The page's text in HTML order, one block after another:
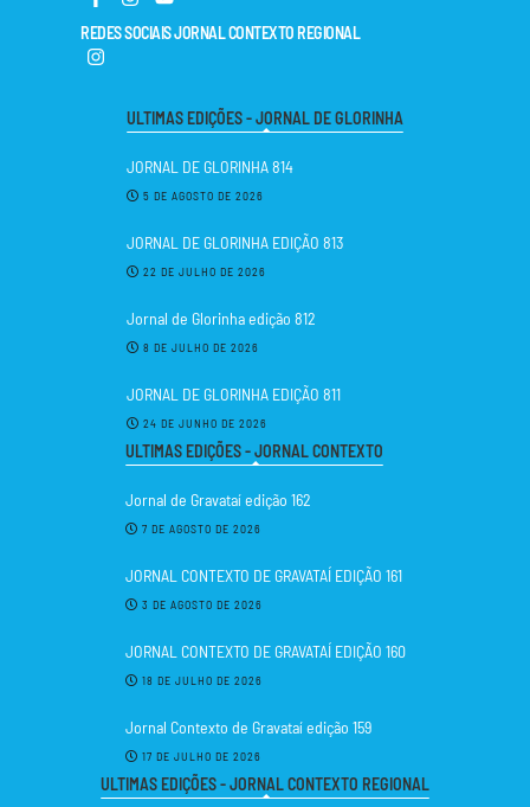
REDES SOCIAIS JORNAL CONTEXTO REGIONAL
ULTIMAS EDIÇÕES - JORNAL DE GLORINHA
JORNAL DE GLORINHA 814
5 DE AGOSTO DE 2026
JORNAL DE GLORINHA EDIÇÃO 813
22 DE JULHO DE 2026
Jornal de Glorinha edição 812
8 DE JULHO DE 2026
JORNAL DE GLORINHA EDIÇÃO 811
24 DE JUNHO DE 2026
ULTIMAS EDIÇÕES - JORNAL CONTEXTO
Jornal de Gravataí edição 162
7 DE AGOSTO DE 2026
JORNAL CONTEXTO DE GRAVATAÍ EDIÇÃO 161
3 DE AGOSTO DE 2026
JORNAL CONTEXTO DE GRAVATAÍ EDIÇÃO 160
18 DE JULHO DE 2026
Jornal Contexto de Gravataí edição 159
17 DE JULHO DE 2026
ULTIMAS EDIÇÕES - JORNAL CONTEXTO REGIONAL